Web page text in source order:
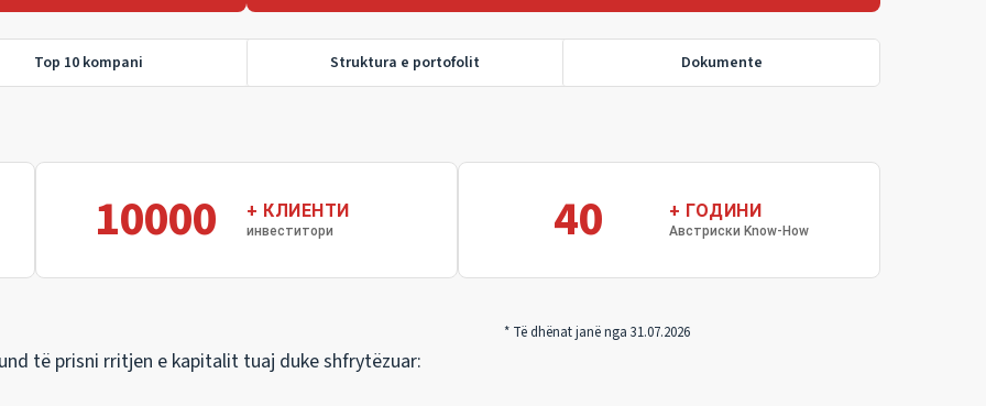
Top 10 kompani Struktura e portofolit Dokumente
10000 + КЛИЕНТИ
инвеститори 40 + ГОДИНИ
Австриски Know-How
janë nga 31.07.2026
të prisni rritjen e kapitalit tuaj duke shfrytëzuar: